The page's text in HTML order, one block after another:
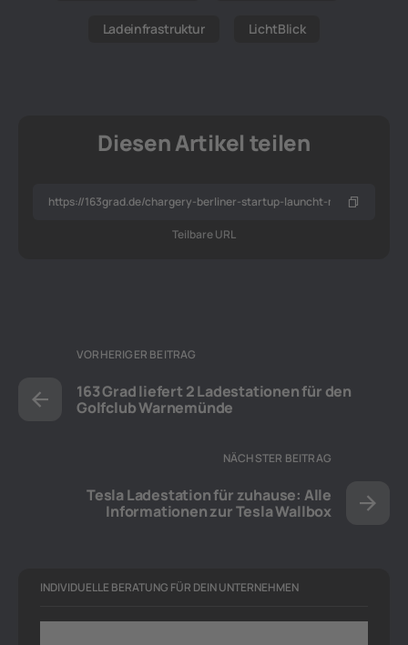
Ladeinfrastruktur LichtBlick
Diesen Artikel teilen
Teilbare URL
VORHERIGER BEITRAG
163 Grad liefert 2 Ladestationen für den
Golfclub Warnemünde
NÄCHSTER BEITRAG
Tesla Ladestation für zuhause: Alle
Informationen zur Tesla Wallbox
INDIVIDUELLE BERATUNG FÜR DEIN UNTERNEHMEN